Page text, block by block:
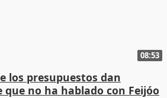
08:53
los presupuestos dan
que no ha hablado con Feijóo